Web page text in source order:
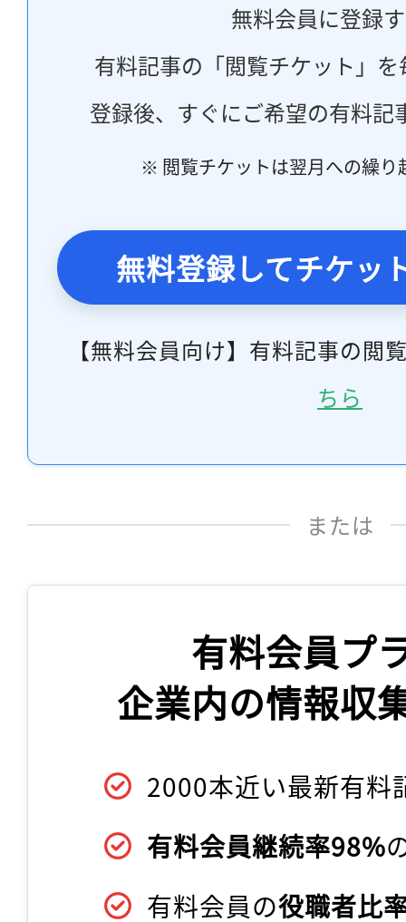
無料会員に登録
有料記事の「閲覧チケット」
登録後、すぐにご希望の有料記
※ 閲覧チケットは翌月への繰り
無料登録してチケッ
【無料会員向け】有料記事の閲
ちら
または
有料会員プ
企業内の情報収
2000本近い最新有料
有料会員継続率98%
有料会員の役職者比